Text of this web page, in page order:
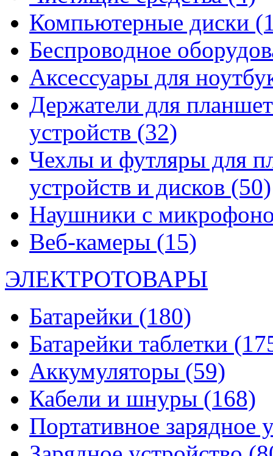
Компьютерные диски
Беспроводное
Аксессуары для
Держатели для
устройств (32)
Чехлы и футляры для
устройств и дисков (50)
Наушники с
Веб-камеры (15)
ЭЛЕКТРОТОВАРЫ
Батарейки (180)
Батарейки таблетки
Аккумуляторы (59)
Кабели и шнуры (168)
Портативное зарядное